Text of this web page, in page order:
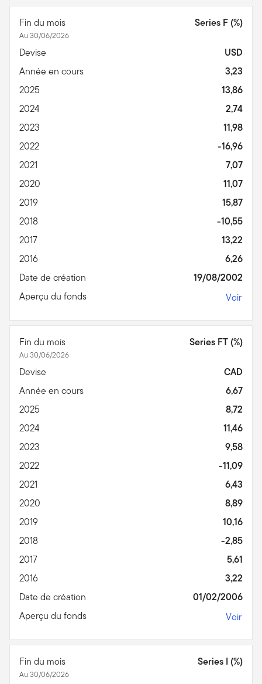
Fin du mois
Au 30/06/2026
Series F (%)
Devise
USD
Année en cours
3,23
2025
13,86
2024
2,74
2023
11,98
2022
-16,96
2021
7,07
2020
11,07
2019
15,87
2018
-10,55
2017
13,22
2016
6,26
Date de création
19/08/2002
Aperçu du fonds
Voir
Fin du mois
Au 30/06/2026
Series FT (%)
Devise
CAD
Année en cours
6,67
2025
8,72
2024
11,46
2023
9,58
2022
-11,09
2021
6,43
2020
8,89
2019
10,16
2018
-2,85
2017
5,61
2016
3,22
Date de création
01/02/2006
Aperçu du fonds
Voir
Fin du mois
Au 30/06/2026
Series I (%)